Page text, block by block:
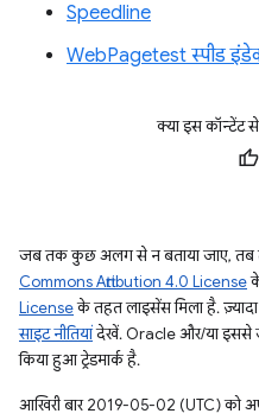
Speedline
WebPagetest स्पीड
क्या इस कॉन्टेंट
जब तक कुछ अलग से न बताया जाए, तब
Commons Attribution 4.0 License
Licenseके तहत लाइसेंस मिला है.
साइट नीतियांदेखें. Oracle और/या इससे
किया हुआ ट्रेडमार्क है.
आखिरी बार 2019-05-02 (UTC) को